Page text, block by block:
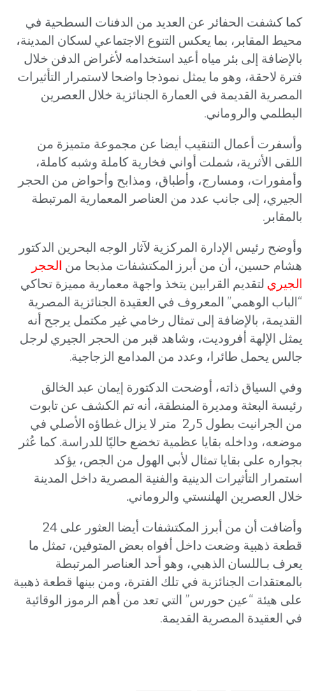
كما كشفت الحفائر عن العديد من الدفنات السطحية في
محيط المقابر، بما يعكس التنوع الاجتماعي لسكان المدينة،
بالإضافة إلى بئر مياه أعيد استخدامه لأغراض الدفن خلال
فترة لاحقة، وهو ما يمثل نموذجا واضحا لاستمرار التأثيرات
المصرية القديمة في العمارة الجنائزية خلال العصرين
البطلمي والروماني.
وأسفرت أعمال التنقيب أيضا عن مجموعة متميزة من
اللقى الأثرية، شملت أواني فخارية كاملة وشبه كاملة،
وأمفورات، ومسارج، وأطباق، ومذابح وأحواض من الحجر
الجيري، إلى جانب عدد من العناصر المعمارية المرتبطة
بالمقابر.
وأوضح رئيس الإدارة المركزية لآثار الوجه البحرين الدكتور
هشام حسين، أن من أبرز المكتشفات مذبحا من الحجر
الجيري لتقديم القرابين يتخذ واجهة معمارية مميزة تحاكي
“الباب الوهمي” المعروف في العقيدة الجنائزية المصرية
القديمة، بالإضافة إلى تمثال رخامي غير مكتمل يرجح أنه
يمثل الإلهة أفروديت، وشاهد قبر من الحجر الجيري لرجل
جالس يحمل طائرا، وعدد من المدامع الزجاجية.
وفي السياق ذاته، أوضحت الدكتورة إيمان عبد الخالق
رئيسة البعثة ومديرة المنطقة، أنه تم الكشف عن تابوت
من الجرانيت بطول 5ر2 متر لا يزال غطاؤه الأصلي في
موضعه، وداخله بقايا عظمية تخضع حاليًا للدراسة. كما عُثر
بجواره على بقايا تمثال لأبي الهول من الجص، يؤكد
استمرار التأثيرات الدينية والفنية المصرية داخل المدينة
خلال العصرين الهلنستي والروماني.
وأضافت أن من أبرز المكتشفات أيضا العثور على 24
قطعة ذهبية وضعت داخل أفواه بعض المتوفين، تمثل ما
يعرف بـاللسان الذهبي، وهو أحد العناصر المرتبطة
بالمعتقدات الجنائزية في تلك الفترة، ومن بينها قطعة ذهبية
على هيئة “عين حورس” التي تعد من أهم الرموز الوقائية
في العقيدة المصرية القديمة.